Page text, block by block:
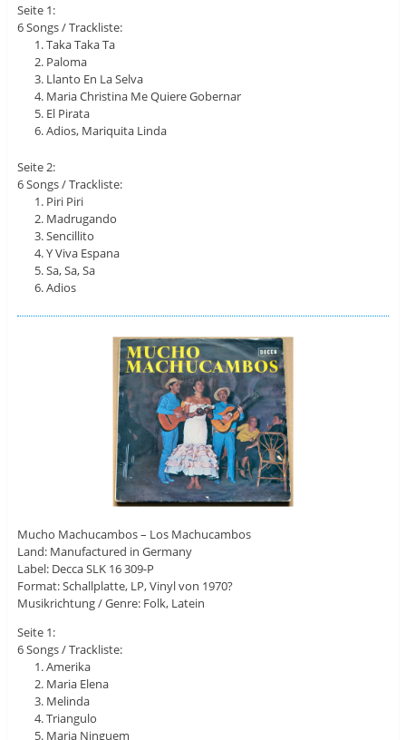
Seite 1:
6 Songs / Trackliste:
Taka Taka Ta
Paloma
Llanto En La Selva
Maria Christina Me Quiere Gobernar
El Pirata
Adios, Mariquita Linda
Seite 2:
6 Songs / Trackliste:
Piri Piri
Madrugando
Sencillito
Y Viva Espana
Sa, Sa, Sa
Adios
Mucho Machucambos – Los Machucambos
Land: Manufactured in Germany
Label: Decca SLK 16 309-P
Format: Schallplatte, LP, Vinyl von 1970?
Musikrichtung / Genre: Folk, Latein
Seite 1:
6 Songs / Trackliste:
Amerika
Maria Elena
Melinda
Triangulo
Maria Ninguem